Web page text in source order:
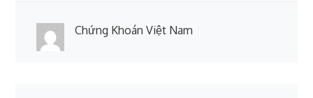
Chứng Khoán Việt Nam